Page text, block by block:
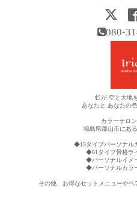
080-
虹が 空と大地
あなたと あなたの
カラーサロ
福島県郡山市にあ
◆13タイプパーソナル
◆81タイプ骨格ラ
◆パーソナルイメ
◆パーソナルカラ
その他、お得なセットメニューや